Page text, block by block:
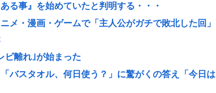
る事』を始めていたと判明する・・・
メ・漫画・ゲームで「主人公がガチで敗北した回」
ビ離れ｣が始まった
バスタオル、何日使う？」に驚がくの答え「今日は